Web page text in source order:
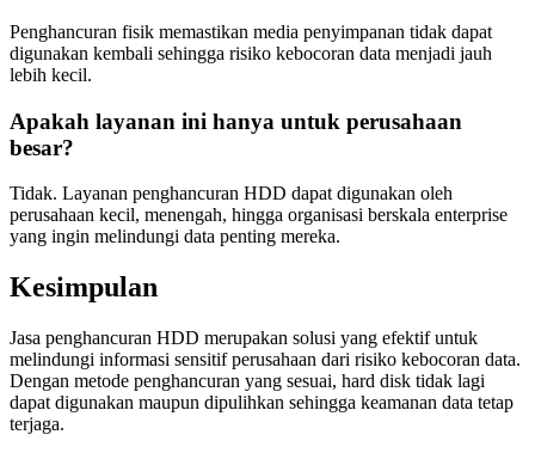
Penghancuran fisik memastikan media penyimpanan tidak dapat
digunakan kembali sehingga risiko kebocoran data menjadi jauh
lebih kecil.
Apakah layanan ini hanya untuk perusahaan
besar?
Tidak. Layanan penghancuran HDD dapat digunakan oleh
perusahaan kecil, menengah, hingga organisasi berskala enterprise
yang ingin melindungi data penting mereka.
Kesimpulan
Jasa penghancuran HDD merupakan solusi yang efektif untuk
melindungi informasi sensitif perusahaan dari risiko kebocoran data.
Dengan metode penghancuran yang sesuai, hard disk tidak lagi
dapat digunakan maupun dipulihkan sehingga keamanan data tetap
terjaga.